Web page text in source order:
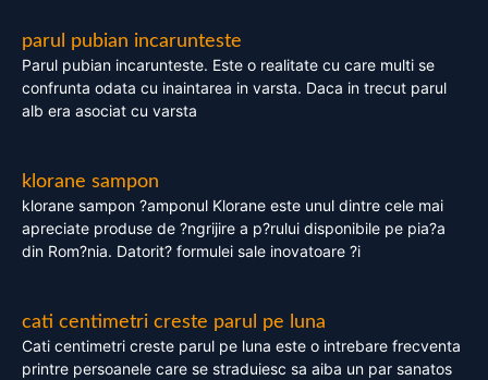
parul pubian incarunteste
Parul pubian incarunteste. Este o realitate cu care multi se
confrunta odata cu inaintarea in varsta. Daca in trecut parul
alb era asociat cu varsta
klorane sampon
klorane sampon ?amponul Klorane este unul dintre cele mai
apreciate produse de ?ngrijire a p?rului disponibile pe pia?a
din Rom?nia. Datorit? formulei sale inovatoare ?i
cati centimetri creste parul pe luna
Cati centimetri creste parul pe luna este o intrebare frecventa
printre persoanele care se straduiesc sa aiba un par sanatos